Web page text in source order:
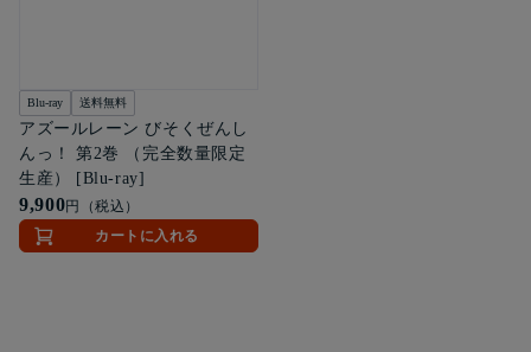
Blu-ray 送料無料
アズールレーン びそくぜんし
んっ！ 第2巻 （完全数量限定
生産） [Blu-ray]
9,900円（税込）
カートに入れる